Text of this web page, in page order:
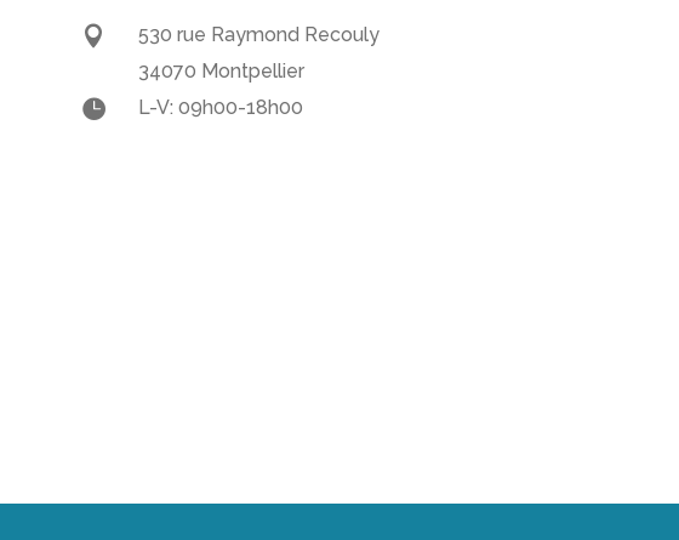

530 rue Raymond Recouly
34070 Montpellier
 L-V: 09h00-18h00